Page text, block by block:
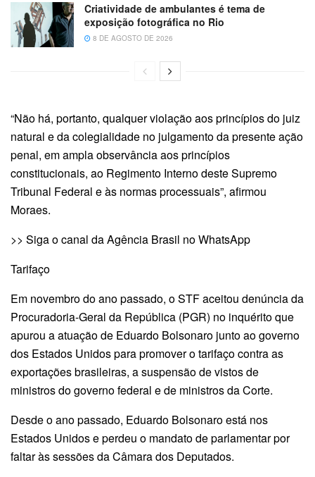
Criatividade de ambulantes é tema de
exposição fotográfica no Rio
8 DE AGOSTO DE 2026
“Não há, portanto, qualquer violação aos princípios do juiz
natural e da colegialidade no julgamento da presente ação
penal, em ampla observância aos princípios
constitucionais, ao Regimento Interno deste Supremo
Tribunal Federal e às normas processuais”, afirmou
Moraes.
>> Siga o canal da Agência Brasil no WhatsApp
Tarifaço
Em novembro do ano passado, o STF aceitou denúncia da
Procuradoria-Geral da República (PGR) no inquérito que
apurou a atuação de Eduardo Bolsonaro junto ao governo
dos Estados Unidos para promover o tarifaço contra as
exportações brasileiras, a suspensão de vistos de
ministros do governo federal e de ministros da Corte.
Desde o ano passado, Eduardo Bolsonaro está nos
Estados Unidos e perdeu o mandato de parlamentar por
faltar às sessões da Câmara dos Deputados.